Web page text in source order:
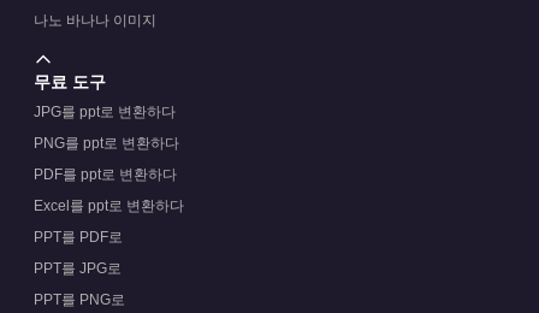
나노 바나나 이미지
무료 도구
JPG를 ppt로 변환하다
PNG를 ppt로 변환하다
PDF를 ppt로 변환하다
Excel를 ppt로 변환하다
PPT를 PDF로
PPT를 JPG로
PPT를 PNG로